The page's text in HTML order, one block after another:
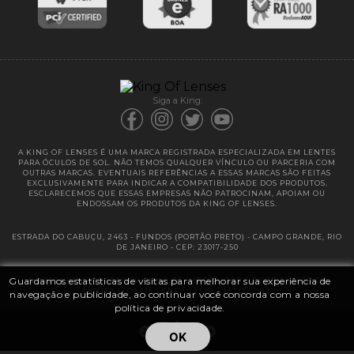
Guardamos estatísticas de visitas para melhorar sua experiência de
navegação e publicidade, ao continuar você concorda com a nossa
política de privacidade.
OK
Entregas
Siga a King:
A KING OF LENSES É UMA MARCA REGISTRADA ESPECIALIZADA EM LENTES
PARA ÓCULOS DE SOL. NÃO TEMOS QUALQUER VÍNCULO OU PARCERIA COM
OUTRAS MARCAS. EVENTUAIS REFERÊNCIAS A ESSAS MARCAS SÃO FEITAS
EXCLUSIVAMENTE PARA INDICAR A COMPATIBILIDADE DOS PRODUTOS.
ESCLARECEMOS QUE ESSAS EMPRESAS NÃO PATROCINAM, APOIAM OU
ENDOSSAM OS PRODUTOS DA KING OF LENSES.
ESTRADA DO CABUÇU, 2463 - FUNDOS (PORTÃO PRETO) - CAMPO GRANDE, RIO
DE JANEIRO - CEP: 23017-250
@ 2025 | KING OF LENSES - KING OF IMPORTAÇÃO E DISTRIBUIÇÃO DE
LENTES LTDA ME | CNPJ: 13.682.533 / 0001-42